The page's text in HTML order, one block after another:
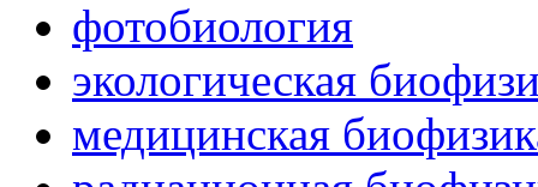
фотобиология
экологическая
медицинская